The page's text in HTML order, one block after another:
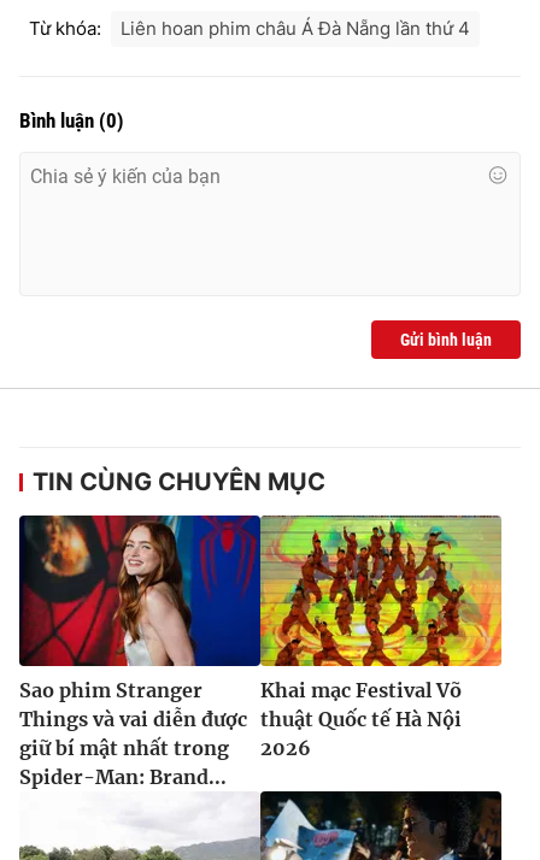
Từ khóa: Liên hoan phim châu Á Đà Nẵng lần thứ 4
Bình luận (0)
Gửi bình luận
TIN CÙNG CHUYÊN MỤC
Sao phim Stranger
Things và vai diễn được
giữ bí mật nhất trong
Spider-Man: Brand...
Khai mạc Festival Võ
thuật Quốc tế Hà Nội
2026